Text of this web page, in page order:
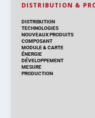
DISTRIBUTION &
DISTRIBUTION
TECHNOLOGIES
NOUVEAUX PRODUITS
COMPOSANT
MODULE & CARTE
ÉNERGIE
DÉVELOPPEMENT
MESURE
PRODUCTION